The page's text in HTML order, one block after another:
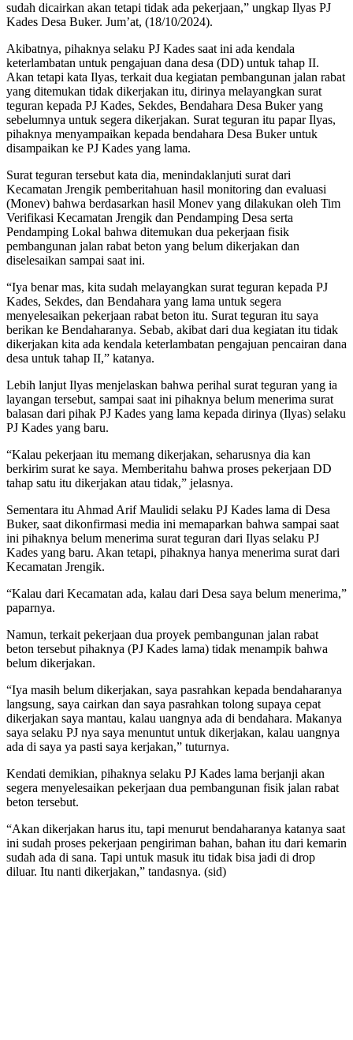
sudah dicairkan akan tetapi tidak ada pekerjaan,” ungkap Ilyas PJ
Kades Desa Buker. Jum’at, (18/10/2024).
Akibatnya, pihaknya selaku PJ Kades saat ini ada kendala
keterlambatan untuk pengajuan dana desa (DD) untuk tahap II.
Akan tetapi kata Ilyas, terkait dua kegiatan pembangunan jalan rabat
yang ditemukan tidak dikerjakan itu, dirinya melayangkan surat
teguran kepada PJ Kades, Sekdes, Bendahara Desa Buker yang
sebelumnya untuk segera dikerjakan. Surat teguran itu papar Ilyas,
pihaknya menyampaikan kepada bendahara Desa Buker untuk
disampaikan ke PJ Kades yang lama.
Surat teguran tersebut kata dia, menindaklanjuti surat dari
Kecamatan Jrengik pemberitahuan hasil monitoring dan evaluasi
(Monev) bahwa berdasarkan hasil Monev yang dilakukan oleh Tim
Verifikasi Kecamatan Jrengik dan Pendamping Desa serta
Pendamping Lokal bahwa ditemukan dua pekerjaan fisik
pembangunan jalan rabat beton yang belum dikerjakan dan
diselesaikan sampai saat ini.
“Iya benar mas, kita sudah melayangkan surat teguran kepada PJ
Kades, Sekdes, dan Bendahara yang lama untuk segera
menyelesaikan pekerjaan rabat beton itu. Surat teguran itu saya
berikan ke Bendaharanya. Sebab, akibat dari dua kegiatan itu tidak
dikerjakan kita ada kendala keterlambatan pengajuan pencairan dana
desa untuk tahap II,” katanya.
Lebih lanjut Ilyas menjelaskan bahwa perihal surat teguran yang ia
layangan tersebut, sampai saat ini pihaknya belum menerima surat
balasan dari pihak PJ Kades yang lama kepada dirinya (Ilyas) selaku
PJ Kades yang baru.
“Kalau pekerjaan itu memang dikerjakan, seharusnya dia kan
berkirim surat ke saya. Memberitahu bahwa proses pekerjaan DD
tahap satu itu dikerjakan atau tidak,” jelasnya.
Sementara itu Ahmad Arif Maulidi selaku PJ Kades lama di Desa
Buker, saat dikonfirmasi media ini memaparkan bahwa sampai saat
ini pihaknya belum menerima surat teguran dari Ilyas selaku PJ
Kades yang baru. Akan tetapi, pihaknya hanya menerima surat dari
Kecamatan Jrengik.
“Kalau dari Kecamatan ada, kalau dari Desa saya belum menerima,”
paparnya.
Namun, terkait pekerjaan dua proyek pembangunan jalan rabat
beton tersebut pihaknya (PJ Kades lama) tidak menampik bahwa
belum dikerjakan.
“Iya masih belum dikerjakan, saya pasrahkan kepada bendaharanya
langsung, saya cairkan dan saya pasrahkan tolong supaya cepat
dikerjakan saya mantau, kalau uangnya ada di bendahara. Makanya
saya selaku PJ nya saya menuntut untuk dikerjakan, kalau uangnya
ada di saya ya pasti saya kerjakan,” tuturnya.
Kendati demikian, pihaknya selaku PJ Kades lama berjanji akan
segera menyelesaikan pekerjaan dua pembangunan fisik jalan rabat
beton tersebut.
“Akan dikerjakan harus itu, tapi menurut bendaharanya katanya saat
ini sudah proses pekerjaan pengiriman bahan, bahan itu dari kemarin
sudah ada di sana. Tapi untuk masuk itu tidak bisa jadi di drop
diluar. Itu nanti dikerjakan,” tandasnya. (sid)